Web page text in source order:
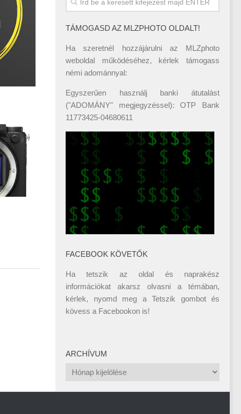
TÁMOGASD AZ MLZPHOTO OLDALT!
Ha szeretnél hozzájárulni az MLZphoto
weboldal működéséhez, kérlek támogass
némi adománnyal:
Egyszerűen használj banki átutalást
("ADOMÁNY" megjegyzéssel): OTP Bank
11773425-04680611
FACEBOOK KÖVETŐK
Ha tetszik az oldal és naprakész
információkat akarsz olvasni a témában,
kérlek, nyomd meg a Tetszik gombot és
kövess a Facebookon is!
ARCHÍVUM
Archívum